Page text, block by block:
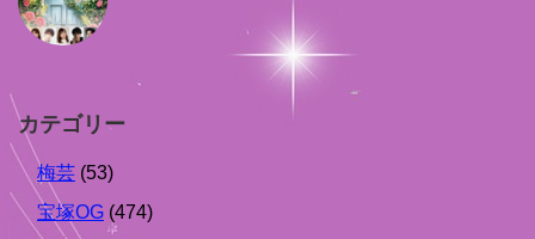
カテゴリー
梅芸 (53)
宝塚OG (474)